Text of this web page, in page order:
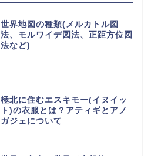
世界地図の種類(メルカトル図
法、モルワイデ図法、正距方位図
法など)
極北に住むエスキモー(イヌイッ
ト)の衣服とは？アティギとアノ
ガジェについて